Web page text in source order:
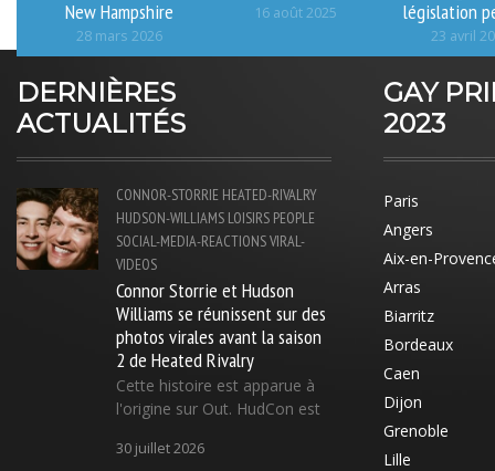
New Hampshire
28 mars 2026
16 août 2025
législation
23 avril
DERNIÈRES
ACTUALITÉS
CONNOR-STORRIE HEATED-RIVALRY
HUDSON-WILLIAMS LOISIRS PEOPLE
SOCIAL-MEDIA-REACTIONSVIRAL-
VIDEOS
Connor Storrie et Hudson
Williams se réunissent sur des
photos virales avant la saison
2 de Heated Rivalry
Cette histoire est apparue à
l'origine sur Out. HudCon est
30 juillet 2026
GAY
2023
Paris
Angers
Aix-en-
Arras
Biarritz
Bordeaux
Caen
Dijon
Grenoble
Lille